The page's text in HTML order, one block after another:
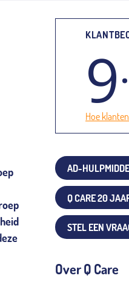
9
Hoe
AD-
Q CARE 20
STEL EEN
Over Q Care